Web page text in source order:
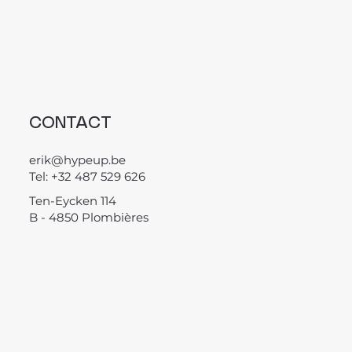
CONTACT
erik@hypeup.be
Tel: +32 487 529 626
Ten-Eycken 114
B - 4850 Plombières